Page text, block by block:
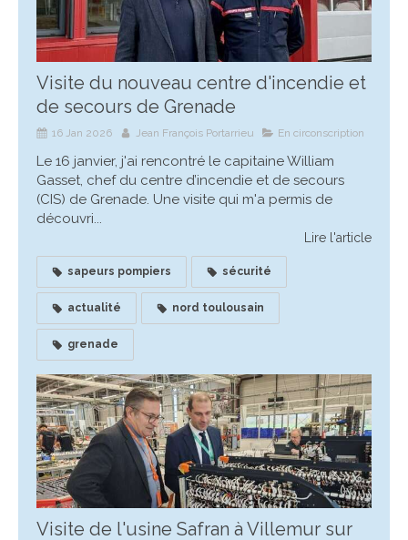
Visite du nouveau centre d'incendie et
de secours de Grenade
16 Jan 2026 Jean François Portarrieu En circonscription
Le 16 janvier, j'ai rencontré le capitaine William
Gasset, chef du centre d’incendie et de secours
(CIS) de Grenade. Une visite qui m'a permis de
découvri...
Lire l'article
sapeurs pompiers sécurité
actualité nord toulousain
grenade
Visite de l'usine Safran à Villemur sur